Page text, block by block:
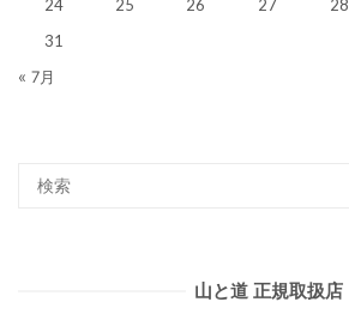
24 25 26 27 28
31
« 7月
山と道 正規取扱店